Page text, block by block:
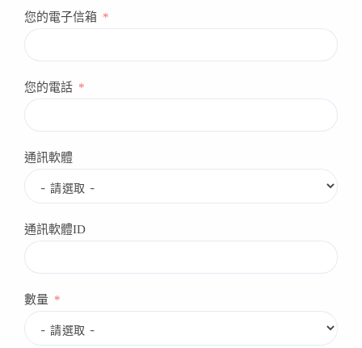
您的電子信箱
您的電話
通訊軟體
通訊軟體ID
數量